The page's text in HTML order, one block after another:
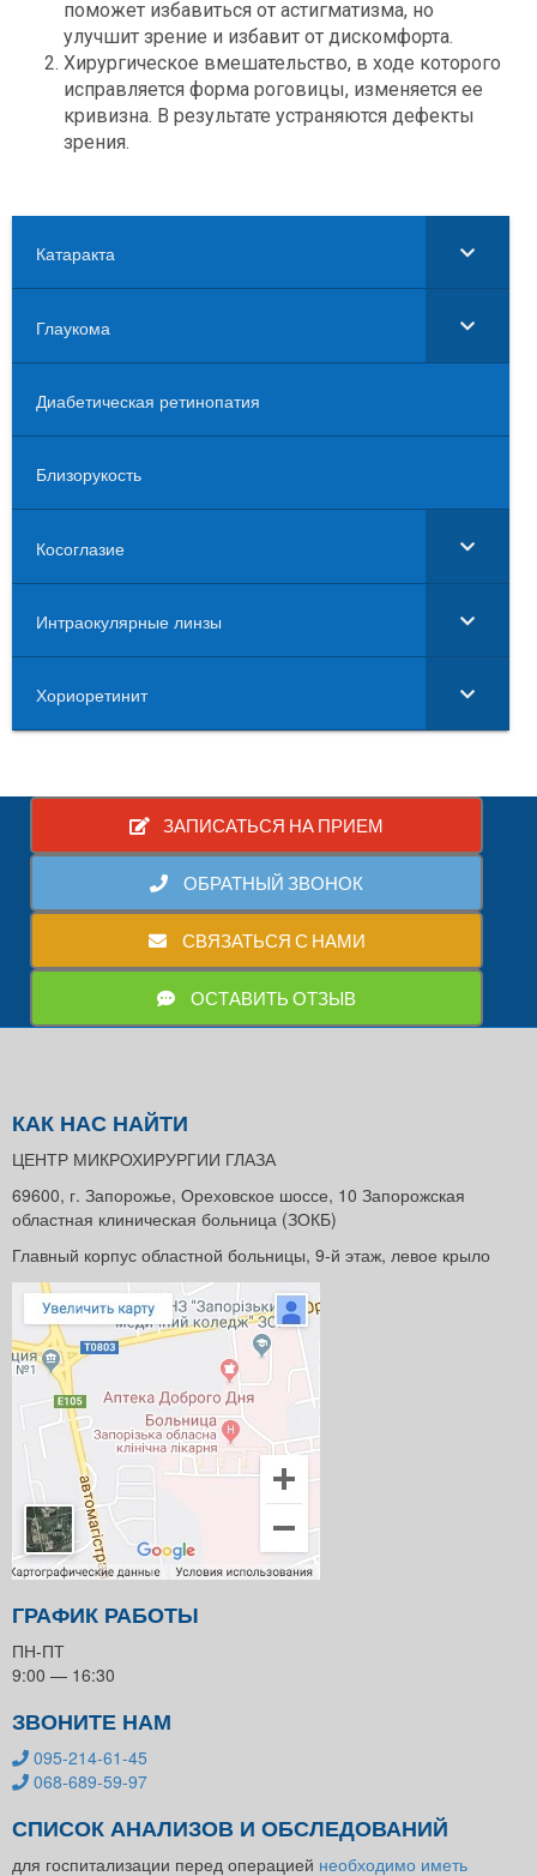
поможет избавиться от астигматизма, но
улучшит зрение и избавит от дискомфорта.
Хирургическое вмешательство, в ходе которого
исправляется форма роговицы, изменяется ее
кривизна. В результате устраняются дефекты
зрения.
Катаракта
Глаукома
Диабетическая ретинопатия
Близорукость
Косоглазие
Интраокулярные линзы
Хориоретинит
ЗАПИСАТЬСЯ НА ПРИЕМ
ОБРАТНЫЙ ЗВОНОК
СВЯЗАТЬСЯ С НАМИ
ОСТАВИТЬ ОТЗЫВ
КАК НАС НАЙТИ
ЦЕНТР МИКРОХИРУРГИИ ГЛАЗА
69600, г. Запорожье, Ореховское шоссе, 10 Запорожская
областная клиническая больница (ЗОКБ)
Главный корпус областной больницы, 9-й этаж, левое крыло
ГРАФИК РАБОТЫ
ПН-ПТ
9:00 — 16:30
ЗВОНИТЕ НАМ
095-214-61-45
068-689-59-97
СПИСОК АНАЛИЗОВ И ОБСЛЕДОВАНИЙ
для госпитализации перед операцией необходимо иметь